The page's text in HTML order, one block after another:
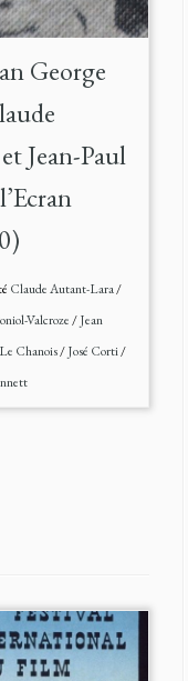
George
Jean-Paul
Claude Autant-Lara/
Valcroze/Jean
Chanois/José Corti/